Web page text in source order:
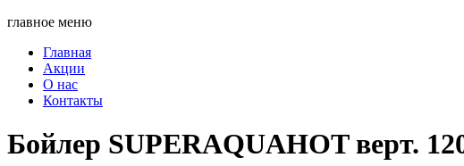
главное меню
Главная
Акции
О нас
Контакты
Бойлер SUPERAQUAHOT верт.